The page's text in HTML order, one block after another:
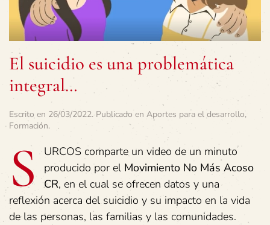
El suicidio es una problemática
integral…
Escrito en 26/03/2022. Publicado en Aportes para el desarrollo,
Formación.
S
URCOS comparte un video de un minuto
producido por el Movimiento No Más Acoso
CR, en el cual se ofrecen datos y una
reflexión acerca del suicidio y su impacto en la vida
de las personas, las familias y las comunidades.